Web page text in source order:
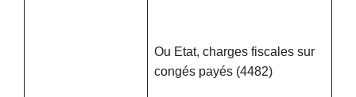
Ou Etat, charges fiscales sur
congés payés (4482)